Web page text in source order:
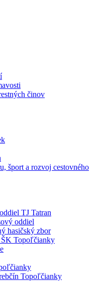
činov
šport a rozvoj cestovného
TJ Tatran
oddiel
hasičský zbor
Topoľčianky
Topoľčianky